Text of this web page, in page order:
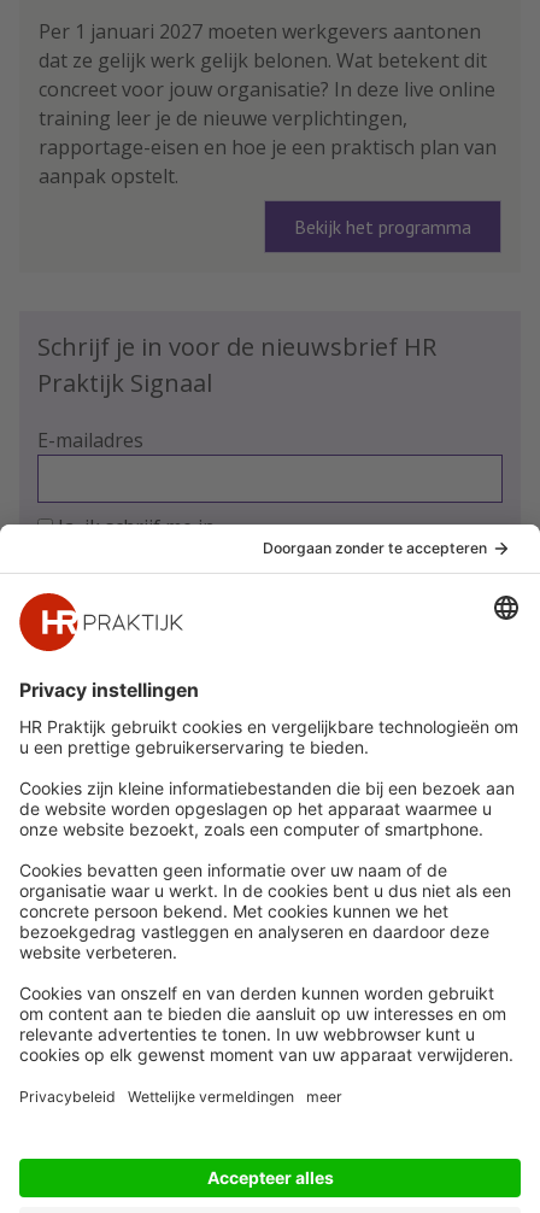
Per 1 januari 2027 moeten werkgevers aantonen
dat ze gelijk werk gelijk belonen. Wat betekent dit
concreet voor jouw organisatie? In deze live online
training leer je de nieuwe verplichtingen,
rapportage-eisen en hoe je een praktisch plan van
aanpak opstelt.
Bekijk het programma
Schrijf je in voor de nieuwsbrief HR
Praktijk Signaal
E-mailadres
Ja, ik schrijf me in
Snel naar
Nieuws
Whitepapers
Webinars
Word lid
Contact
Meer
HR Academy
HR Podcast
CHRO
HR Day
Volg Ons
Alle rechten voorbehouden
Privacyinstellingen